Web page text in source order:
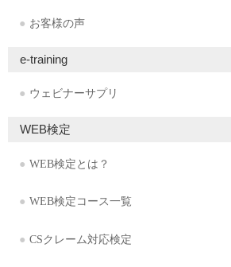
お客様の声
e-training
ウェビナーサプリ
WEB検定
WEB検定とは？
WEB検定コース一覧
CSクレーム対応検定